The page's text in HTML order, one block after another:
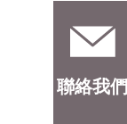
聯絡我們